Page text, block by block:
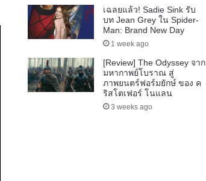
เฉลยแล้ว! Sadie Sink รับ
บท Jean Grey ใน Spider-
Man: Brand New Day
1 week ago
[Review] The Odyssey จาก
มหากาพย์โบราณ สู่
ภาพยนตร์ฟอร์มยักษ์ ของ ค
ริสโตเฟอร์ โนแลน
3 weeks ago